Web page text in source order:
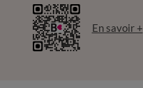
En savoir +